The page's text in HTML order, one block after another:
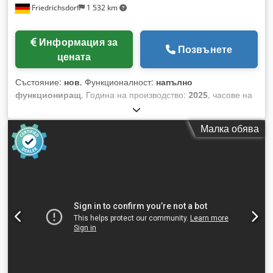
Friedrichsdorf 1 532 km
Информация за
цената
Позвънете
Състояние: нов, Функционалност: напълно
функциониращ, Година на производство: 2025, часове на
, товароносимост:3 500 кг
повдигане:4 380 мм, свободно повдигане:1 300 мм, тип
гориво:
, строителна височина:
2 180 мм
виличната рамка:
клас 3 = 2500 - 4999 кг Тип мачта: Триплекс Трансмисия:
Хидротрансформатор Клас на скоростта: 20 Състояние:
Ново Техническо състояние: Ново Предни гуми, тип:
Малка обява